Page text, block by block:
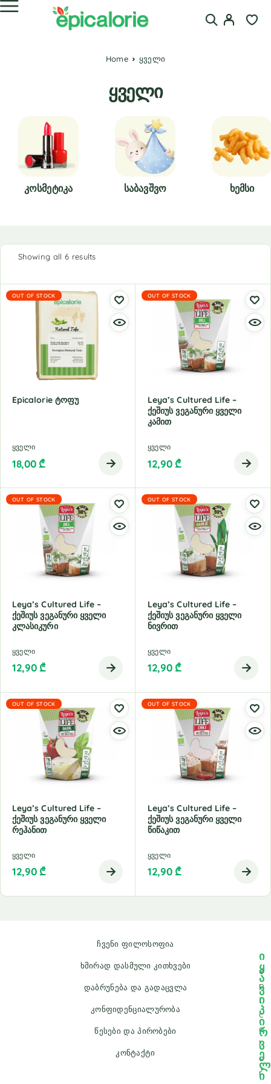
Home ყველი
ყველი
Კოსმეტიკა Საბავშვო Ხემსი
Showing all 6 results
OUT OF STOCK
Epicalorie Ტოფუ
ყველი
18,00 ₾
OUT OF STOCK
Leya’s Cultured Life –
Ქეშიუს Ვეგანური Ყველი
Კამით
ყველი
12,90 ₾
OUT OF STOCK
Leya’s Cultured Life –
Ქეშიუს Ვეგანური Ყველი
Კლასიკური
ყველი
12,90 ₾
OUT OF STOCK
Leya’s Cultured Life –
Ქეშიუს Ვეგანური Ყველი
Ნივრით
ყველი
12,90 ₾
OUT OF STOCK
Leya’s Cultured Life –
Ქეშიუს Ვეგანური Ყველი
Რეჰანით
ყველი
12,90 ₾
OUT OF STOCK
Leya’s Cultured Life –
Ქეშიუს Ვეგანური Ყველი
Წიწაკით
ყველი
12,90 ₾
ჩვენი ფილოსოფია
ხშირად დასმული კითხვები
დაბრუნება და გადაცვლა
კონფიდენციალურობა
წესები და პირობები
კონტაქტი
e
p
i
c
a
l
o
r
ი
ყ
ა
ვ
ი
პ
ი
რ
ვ
ე
ლ
ი